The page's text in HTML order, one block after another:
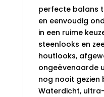
perfecte balans
en eenvoudig
in een ruime
steenlooks en
houtlooks,
ongeëvenaarde
nog nooit gezien
Waterdicht,